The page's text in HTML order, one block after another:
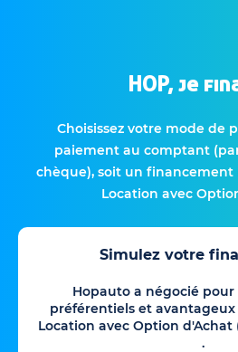
HOP, je
Choisissez votre mode de
paiement au comptant
chèque), soit un financement
Location avec
Simulez votre
Hopauto a négocié pour
préférentiels et avantageux
Location avec Option d'Achat
.